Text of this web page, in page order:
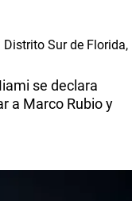
se declara
a Marco Rubio y